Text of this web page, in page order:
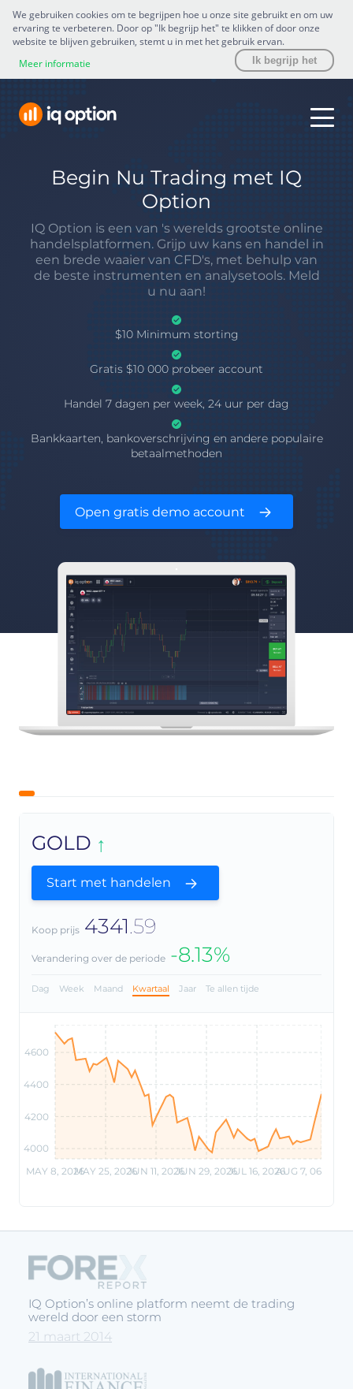
We gebruiken cookies om te begrijpen hoe u onze site gebruikt en om uw
ervaring te verbeteren. Door op "Ik begrijp het" te klikken of door onze
website te blijven gebruiken, stemt u in met het gebruik ervan.
Meer informatie
Ik begrijp het
Begin Nu Trading met IQ
Option
IQ Option is een van 's werelds grootste online
handelsplatformen. Grijp uw kans en handel in
een brede waaier van CFD's, met behulp van
de beste instrumenten en analysetools. Meld
u nu aan!
$10 Minimum storting
Gratis $10 000 probeer account
Handel 7 dagen per week, 24 uur per dag
Bankkaarten, bankoverschrijving en andere populaire
betaalmethoden
Open gratis demo account
GOLD
Start met handelen
Koop prijs 4341.59
Verandering over de periode -8.13%
Dag Week Maand Kwartaal Jaar Te allen tijde
4000
4200
4400
4600
MAY 8, 2026MAY 25, 2026JUN 11, 2026JUN 29, 2026JUL 16, 2026AUG 7, 06 PM
IQ Option’s online platform neemt de trading
wereld door een storm
21 maart 2014